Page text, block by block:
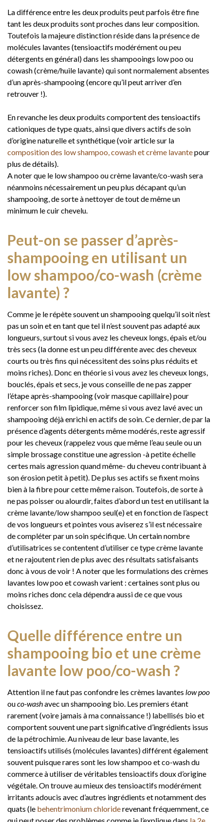
La différence entre les deux produits peut parfois être fine
tant les deux produits sont proches dans leur composition.
Toutefois la majeure distinction réside dans la présence de
molécules lavantes (tensioactifs modérément ou peu
détergents en général) dans les shampooings low poo ou
cowash (crème/huile lavante) qui sont normalement absentes
d’un après-shampooing (encore qu’il peut arriver d’en
retrouver !).
En revanche les deux produits comportent des tensioactifs
cationiques de type quats, ainsi que divers actifs de soin
d’origine naturelle et synthétique (voir article sur la
composition des low shampoo, cowash et crème lavantepour
plus de détails).
A noter que le low shampoo ou crème lavante/co-wash sera
néanmoins nécessairement un peu plus décapant qu’un
shampooing, de sorte à nettoyer de tout de même un
minimum le cuir chevelu.
Peut-on se passer d’après-
shampooing en utilisant un
low shampoo/co-wash (crème
lavante) ?
Comme je le répète souvent un shampooing quelqu’il soit n’est
pas un soin et en tant que tel il n’est souvent pas adapté aux
longueurs, surtout si vous avez les cheveux longs, épais et/ou
très secs (la donne est un peu différente avec des cheveux
courts ou très fins qui nécessitent des soins plus réduits et
moins riches). Donc en théorie si vous avez les cheveux longs,
bouclés, épais et secs, je vous conseille de ne pas zapper
l’étape après-shampooing (voir masque capillaire) pour
renforcer son film lipidique, même si vous avez lavé avec un
shampooing déjà enrichi en actifs de soin. Ce dernier, de par la
présence d’agents détergents même modérés, reste agressif
pour les cheveux (rappelez vous que même l’eau seule ou un
simple brossage constitue une agression -à petite échelle
certes mais agression quand même- du cheveu contribuant à
son érosion petit à petit). De plus ses actifs se fixent moins
bien à la fibre pour cette même raison. Toutefois, de sorte à
ne pas poisser ou alourdir, faites d’abord un test en utilisant la
crème lavante/low shampoo seul(e) et en fonction de l’aspect
de vos longueurs et pointes vous aviserez s’il est nécessaire
de compléter par un soin spécifique. Un certain nombre
d’utilisatrices se contentent d’utiliser ce type crème lavante
et ne rajoutent rien de plus avec des résultats satisfaisants
donc à vous de voir ! A noter que les formulations des crèmes
lavantes low poo et cowash varient : certaines sont plus ou
moins riches donc cela dépendra aussi de ce que vous
choisissez.
Quelle différence entre un
shampooing bio et une crème
lavante low poo/co-wash ?
Attention il ne faut pas confondre les crèmes lavantes low poo
ouco-washavec un shampooing bio. Les premiers étant
rarement (voire jamais à ma connaissance !) labellisés bio et
comportent souvent une part significative d’ingrédients issus
de la pétrochimie. Au niveau de leur base lavante, les
tensioactifs utilisés (molécules lavantes) différent également
souvent puisque rares sont les low shampoo et co-wash du
commerce à utiliser de véritables tensioactifs doux d’origine
végétale. On trouve au mieux des tensioactifs modérément
irritants adoucis avec d’autres ingrédients et notamment des
quats (le behentrimonium chloriderevenant fréquemment, ce